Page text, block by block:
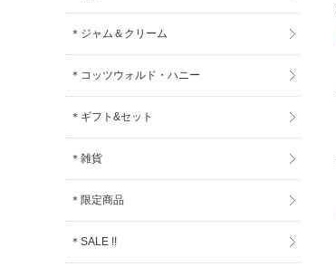
＊ジャム＆クリーム
＊コッツウォルド・ハニー
＊ギフト&セット
＊雑貨
＊限定商品
＊SALE !!